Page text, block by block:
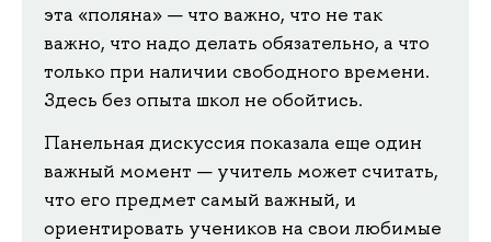
эта «поляна» — что важно, что не так
важно, что надо делать обязательно, а что
только при наличии свободного времени.
Здесь без опыта школ не обойтись.
Панельная дискуссия показала еще один
важный момент — учитель может считать,
что его предмет самый важный, и
ориентировать учеников на свои любимые